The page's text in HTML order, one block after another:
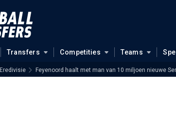
Transfers Competities Teams
Eredivisie Feyenoord haalt met man van 10 miljoen nieuwe